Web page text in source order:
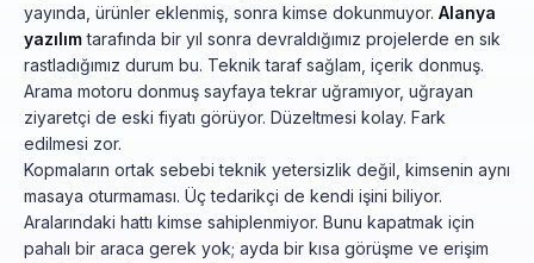
yayında, ürünler eklenmiş, sonra kimse dokunmuyor. Alanya
yazılımtarafında bir yıl sonra devraldığımız projelerde en sık
rastladığımız durum bu. Teknik taraf sağlam, içerik donmuş.
Arama motoru donmuş sayfaya tekrar uğramıyor, uğrayan
ziyaretçi de eski fiyatı görüyor. Düzeltmesi kolay. Fark
edilmesi zor.
Kopmaların ortak sebebi teknik yetersizlik değil, kimsenin aynı
masaya oturmaması. Üç tedarikçi de kendi işini biliyor.
Aralarındaki hattı kimse sahiplenmiyor. Bunu kapatmak için
pahalı bir araca gerek yok; ayda bir kısa görüşme ve erişim